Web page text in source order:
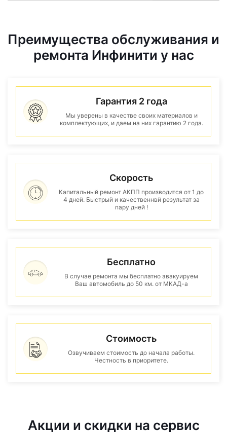
Преимущества обслуживания и
ремонта Инфинити у нас
Гарантия 2 года
Мы уверены в качестве своих материалов и
комплектующих, и даем на них гарантию 2 года.
Скорость
Капитальный ремонт АКПП производится от 1 до
4 дней. Быстрый и качественнвй результат за
пару дней !
Бесплатно
В случае ремонта мы бесплатно эвакуируем
Ваш автомобиль до 50 км. от МКАД-а
Стоимость
Озвучиваем стоимость до начала работы.
Честность в приоритете.
Акции и скидки на сервис